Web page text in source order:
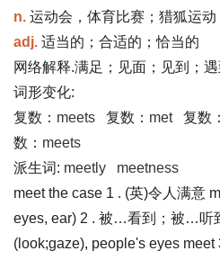
n. 运动会，体育比赛；猎狐运动
adj. 适当的；合适的；恰当的
网络解释.满足；见面；见到；遇
词形变化:
复数： meets 复数： met复数：
数： meets
派生词: meetly
meetness
meet the case 1 . (英)令人满意
eyes, ear) 2 . 被…看到；被…听
(look;gaze), people's eyes